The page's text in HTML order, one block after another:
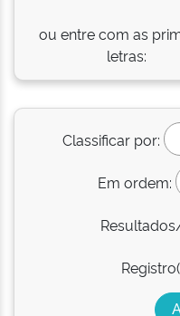
ou entre com as
letras:
Classificar por:
Em ordem: